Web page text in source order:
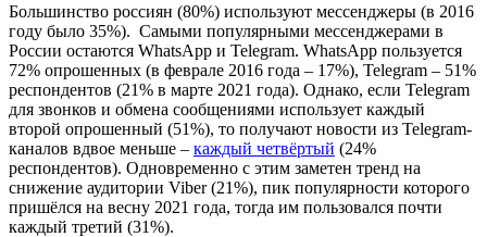
Большинство россиян (80%) используют мессенджеры (в 2016
году было 35%). Самыми популярными мессенджерами в
России остаются WhatsApp и Telegram. WhatsApp пользуется
72% опрошенных (в феврале 2016 года – 17%), Telegram – 51%
респондентов (21% в марте 2021 года). Однако, если Telegram
для звонков и обмена сообщениями использует каждый
второй опрошенный (51%), то получают новости из Telegram-
каналов вдвое меньше – каждый четвёртый (24%
респондентов). Одновременно с этим заметен тренд на
снижение аудитории Viber (21%), пик популярности которого
пришёлся на весну 2021 года, тогда им пользовался почти
каждый третий (31%).